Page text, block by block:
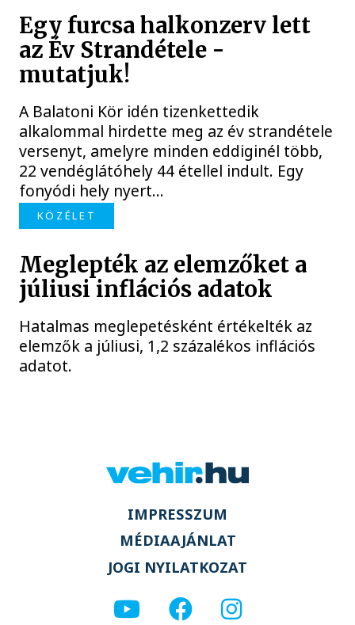
Egy furcsa halkonzerv lett
az Év Strandétele -
mutatjuk!
A Balatoni Kör idén tizenkettedik
alkalommal hirdette meg az év strandétele
versenyt, amelyre minden eddiginél több,
22 vendéglátóhely 44 étellel indult. Egy
fonyódi hely nyert...
KÖZÉLET
Meglepték az elemzőket a
júliusi inflációs adatok
Hatalmas meglepetésként értékelték az
elemzők a júliusi, 1,2 százalékos inflációs
adatot.
IMPRESSZUM
MÉDIAAJÁNLAT
JOGI NYILATKOZAT